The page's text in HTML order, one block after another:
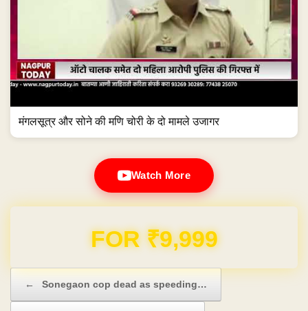
मंगलसूत्र और सोने की मणि चोरी के दो मामले उजागर
Watch More
Domain & Hosting FREE for 1 Year
← Sonegaon cop dead as speeding…